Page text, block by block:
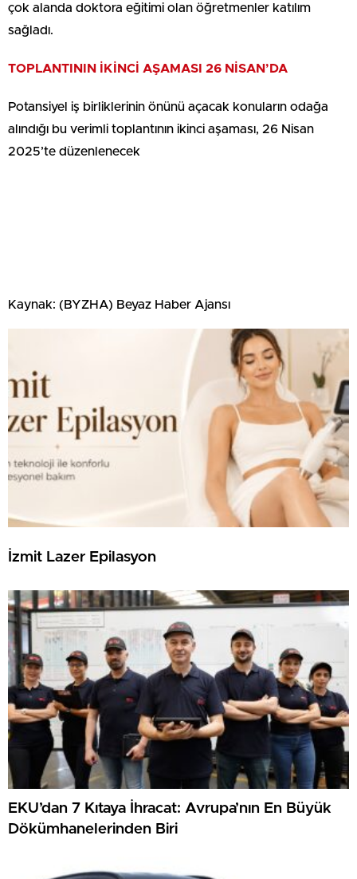
çok alanda doktora eğitimi olan öğretmenler katılım
sağladı.
TOPLANTININ İKİNCİ AŞAMASI 26 NİSAN’DA
Potansiyel iş birliklerinin önünü açacak konuların odağa
alındığı bu verimli toplantının ikinci aşaması, 26 Nisan
2025’te düzenlenecek
Kaynak: (BYZHA) Beyaz Haber Ajansı
İzmit Lazer Epilasyon
EKU’dan 7 Kıtaya İhracat: Avrupa’nın En Büyük
Dökümhanelerinden Biri